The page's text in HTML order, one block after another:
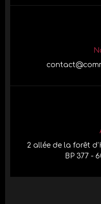
2 allée de la forêt
BP 377 -